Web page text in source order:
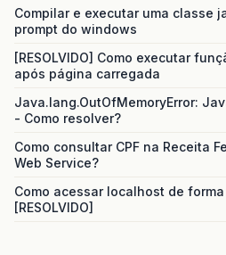
Compilar e executar uma classe
prompt do windows
[RESOLVIDO] Como executar
após página carregada
Java.lang.OutOfMemoryError:
- Como resolver?
Como consultar CPF na Receita
Web Service?
Como acessar localhost de
[RESOLVIDO]